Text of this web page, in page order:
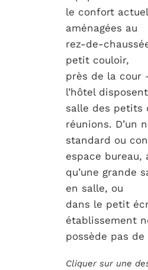
le confort
aménagées au
rez-de-
petit couloir,
près de la cour
l’hôtel
salle des petits
réunions. D’un
standard ou
espace bureau,
qu’une grande
en salle, ou
dans le petit
établissement
possède pas
Cliquer sur une